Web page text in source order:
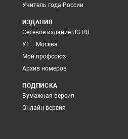
Учитель года России
ИЗДАНИЯ
Сетевое издание UG.RU
УГ – Москва
Мой профсоюз
Архив номеров
ПОДПИСКА
Бумажная версия
Онлайн-версия